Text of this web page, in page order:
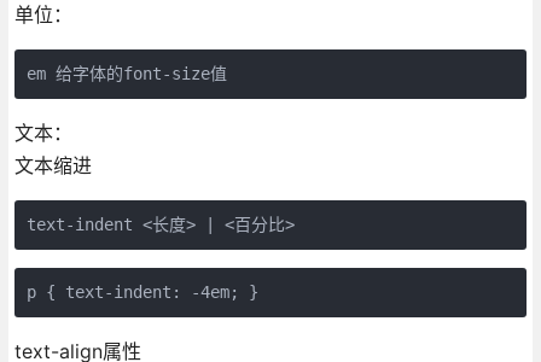
单位：
em 给字体的font-size值
文本：
文本缩进
text-indent <长度> | <百分比>
p { text-indent: -4em; }
text-align属性